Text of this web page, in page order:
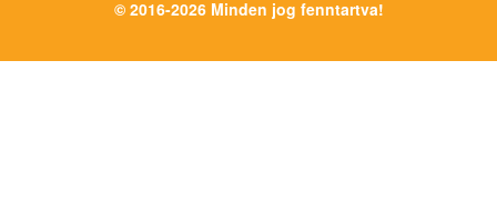
© 2016-2026 Minden jog fenntartva!